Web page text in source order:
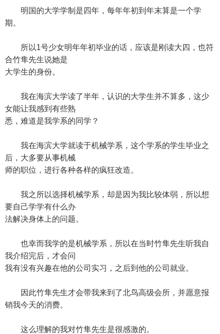
明国的大学学制是四年，每年年初到年末算是一个学
期。
所以1号少女明年年初毕业的话，应该是刚读大四，也符
合竹隼先生说她是
大学生的身份。
我在海滨大学读了半年，认识的大学生并不算多，这少
女能让我感到有些熟
悉，难道是我学系的同学？
我在海滨大学就读于机械学系，这个学系的学生毕业之
后，大多要从事机械
师的职位，进行各种各样的疯狂改造。
我之所以选择机械学系，却是因为我比较体弱，所以想
要自己学学有什么办
法解决身体上的问题。
也幸而我学的是机械学系，所以在当时竹隼先生听我自
我介绍完后，才会问
我有没有兴趣在他的公司实习，之后到他的公司就业。
因此竹隼先生才会带我来到了北鸟高级会所，并愿意报
销我今天的消费。
这么理解的我对竹隼先生是很感激的。